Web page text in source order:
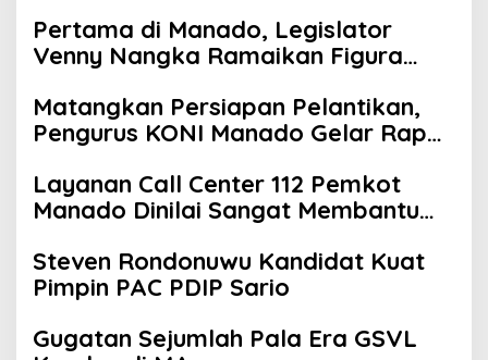
Pertama di Manado, Legislator
Venny Nangka Ramaikan Figura
Matangkan Persiapan Pelantikan,
Pengurus KONI Manado Gelar Rapat
Layanan Call Center 112 Pemkot
Manado Dinilai Sangat Membantu
Steven Rondonuwu Kandidat Kuat
Pimpin PAC PDIP Sario
Gugatan Sejumlah Pala Era GSVL